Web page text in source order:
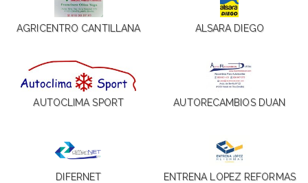
AGRICENTRO CANTILLANA ALSARA DIEGO
AUTOCLIMA SPORT AUTORECAMBIOS DUAN
DIFERNET ENTRENA LOPEZ REFORMAS